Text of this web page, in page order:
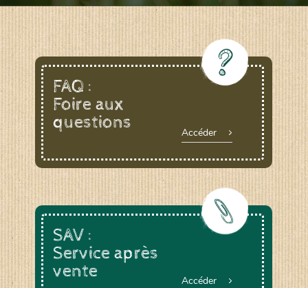
FAQ :
Foire aux
questions
Accéder
SAV :
Service après
vente
Accéder